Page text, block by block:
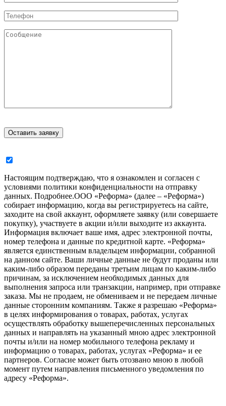
Настоящим подтверждаю, что я ознакомлен и согласен с
условиями политики конфиденциальности на отправку
данных. Подробнее.ООО «Реформа» (далее – «Реформа»)
собирает информацию, когда вы регистрируетесь на сайте,
заходите на свой аккаунт, оформляете заявку (или совершаете
покупку), участвуете в акции и/или выходите из аккаунта.
Информация включает ваше имя, адрес электронной почты,
номер телефона и данные по кредитной карте. «Реформа»
является единственным владельцем информации, собранной
на данном сайте. Ваши личные данные не будут проданы или
каким-либо образом переданы третьим лицам по каким-либо
причинам, за исключением необходимых данных для
выполнения запроса или транзакции, например, при отправке
заказа. Мы не продаем, не обмениваем и не передаем личные
данные сторонним компаниям. Также я разрешаю «Реформа»
в целях информирования о товарах, работах, услугах
осуществлять обработку вышеперечисленных персональных
данных и направлять на указанный мною адрес электронной
почты и/или на номер мобильного телефона рекламу и
информацию о товарах, работах, услугах «Реформа» и ее
партнеров. Согласие может быть отозвано мною в любой
момент путем направления письменного уведомления по
адресу «Реформа».